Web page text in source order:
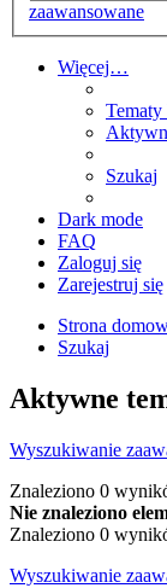
zaawansowane
Więcej…
Szukaj
Dark mode
FAQ
Zaloguj się
Zarejestruj się
Strona
Szukaj
Aktywne
Wyszukiwanie
Znaleziono 0
Nie znaleziono
Znaleziono 0
Wyszukiwanie